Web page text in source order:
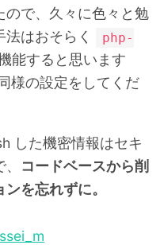
ので、久々に色々と勉
はおそらく
php-
能すると思います
様の設定をしてくだ
した機密情報はセキ
コードベースから削
を忘れずに。